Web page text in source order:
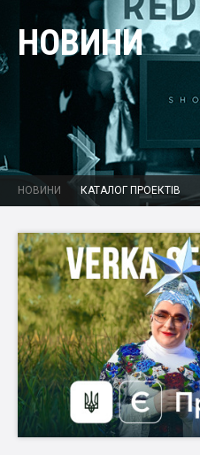
НОВИНИ
НОВИНИ КАТАЛОГ ПРОЕКТІВ